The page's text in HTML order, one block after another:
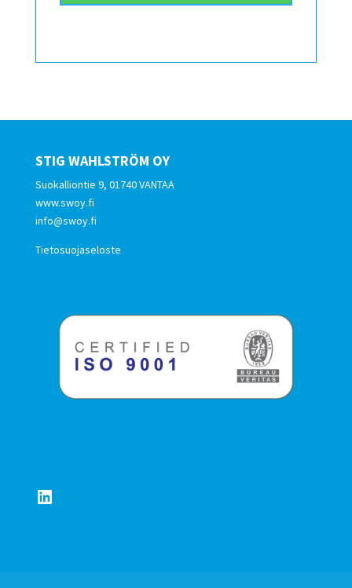
STIG WAHLSTRÖM OY
Suokalliontie 9, 01740 VANTAA
www.swoy.fi
info@swoy.fi
Tietosuojaseloste
LinkedIn